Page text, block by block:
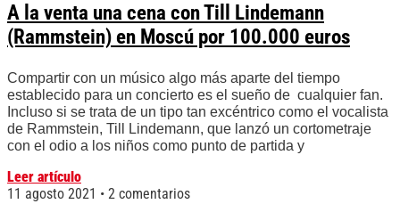
A la venta una cena con Till Lindemann
(Rammstein) en Moscú por 100.000 euros
Compartir con un músico algo más aparte del tiempo
establecido para un concierto es el sueño de cualquier fan.
Incluso si se trata de un tipo tan excéntrico como el vocalista
de Rammstein, Till Lindemann, que lanzó un cortometraje
con el odio a los niños como punto de partida y
Leer artículo
11 agosto 2021
2 comentarios